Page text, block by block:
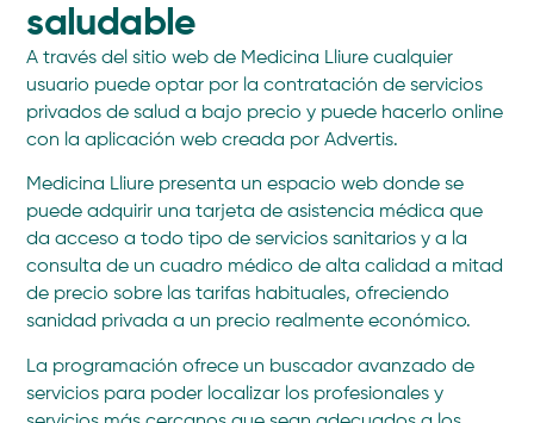
saludable
A través del sitio web de Medicina Lliure cualquier
usuario puede optar por la contratación de servicios
privados de salud a bajo precio y puede hacerlo online
con la aplicación web creada por Advertis.
Medicina Lliure presenta un espacio web donde se
puede adquirir una tarjeta de asistencia médica que
da acceso a todo tipo de servicios sanitarios y a la
consulta de un cuadro médico de alta calidad a mitad
de precio sobre las tarifas habituales, ofreciendo
sanidad privada a un precio realmente económico.
La programación ofrece un buscador avanzado de
servicios para poder localizar los profesionales y